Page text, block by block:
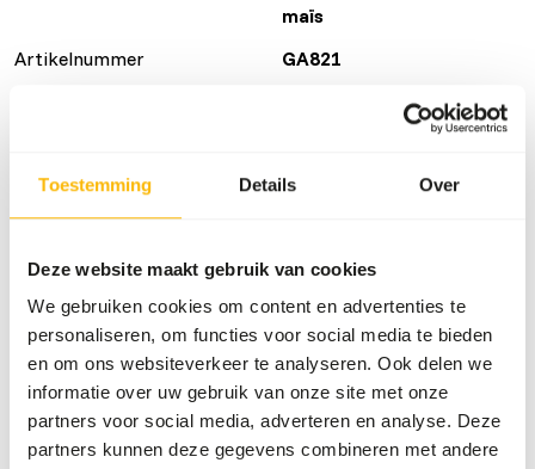
Toestemming Details Over
Deze website maakt gebruik van cookies
We gebruiken cookies om content en advertenties te
personaliseren, om functies voor social media te bieden
en om ons websiteverkeer te analyseren. Ook delen we
informatie over uw gebruik van onze site met onze
partners voor social media, adverteren en analyse. Deze
partners kunnen deze gegevens combineren met andere
maïs
Artikelnummer
GA821
5 werkdagen
Merk Garvo
Voedingsadvies